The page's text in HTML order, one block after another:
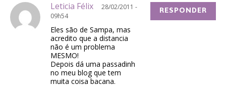
Leticia Félix
28/02/2011 -
09h54
Eles são de Sampa, mas
acredito que a distancia
não é um problema
MESMO!
Depois dá uma passadinh
no meu blog que tem
muita coisa bacana.
RESPONDER